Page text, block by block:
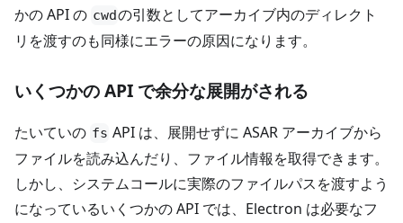
かの API の cwdの引数としてアーカイブ内のディレクト
リを渡すのも同様にエラーの原因になります。
いくつかの API で余分な展開がされる
たいていの fs API は、展開せずに ASAR アーカイブから
ファイルを読み込んだり、ファイル情報を取得できます。
しかし、システムコールに実際のファイルパスを渡すよう
になっているいくつかの API では、Electron は必要なフ